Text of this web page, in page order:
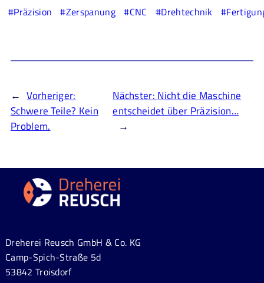
#Präzision
#Zerspanung #CNC #Drehtechnik
← Vorheriger:
Schwere Teile? Kein
Problem.
Nächster: Nicht die Maschine
entscheidet über Präzision…
→
Dreherei Reusch GmbH & Co. KG
Camp-Spich-Straße 5d
53842 Troisdorf